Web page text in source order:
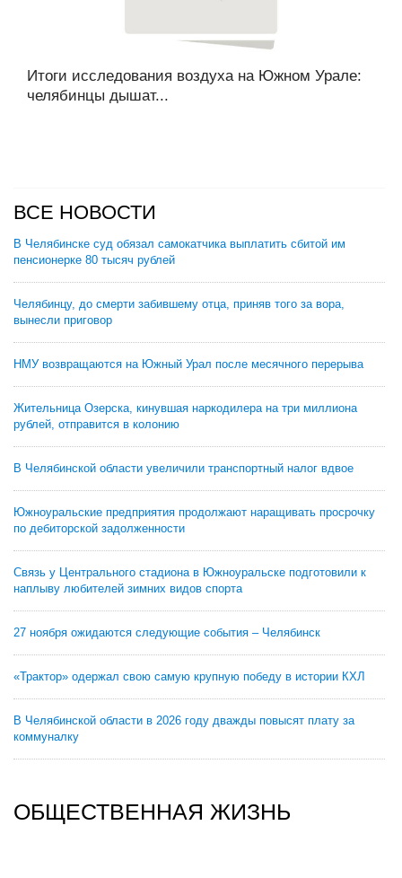
Итоги исследования воздуха на Южном Урале:
челябинцы дышат...
ВСЕ НОВОСТИ
В Челябинске суд обязал самокатчика выплатить сбитой им
пенсионерке 80 тысяч рублей
Челябинцу, до смерти забившему отца, приняв того за вора,
вынесли приговор
НМУ возвращаются на Южный Урал после месячного перерыва
Жительница Озерска, кинувшая наркодилера на три миллиона
рублей, отправится в колонию
В Челябинской области увеличили транспортный налог вдвое
Южноуральские предприятия продолжают наращивать просрочку
по дебиторской задолженности
Связь у Центрального стадиона в Южноуральске подготовили к
наплыву любителей зимних видов спорта
27 ноября ожидаются следующие события – Челябинск
«Трактор» одержал свою самую крупную победу в истории КХЛ
В Челябинской области в 2026 году дважды повысят плату за
коммуналку
ОБЩЕСТВЕННАЯ ЖИЗНЬ